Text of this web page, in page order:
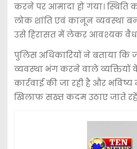
करने पर आमादा हो गया।
लोक शांति एवं कानून व्यवस्था
उसे हिरासत में लेकर आवश्यक
पुलिस अधिकारियों ने बताया कि
व्यवस्था भंग करने वाले व्यक्तियों
कार्रवाई की जा रही है और
खिलाफ सख्त कदम उठाए जाते